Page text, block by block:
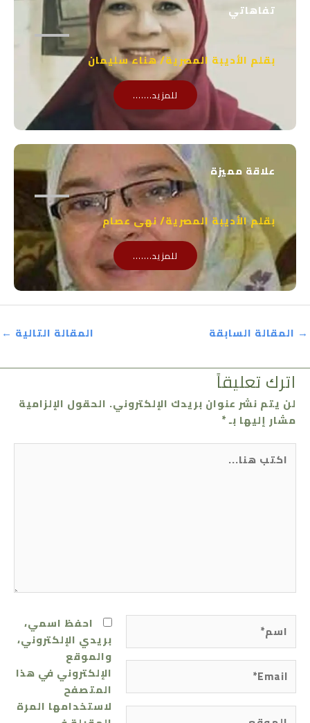
تفاهاتي
بقلم الأديبة المصرية/ هناء سليمان
للمزيد.......
علاقة مميزة
بقلم الأديبة المصرية/ نهى عصام
للمزيد.......
→ المقالة السابقة المقالة التالية ←
اترك تعليقاً
لن يتم نشر عنوان بريدك الإلكتروني. الحقول الإلزامية
مشار إليها بـ*
اكتب
هنا...
Email*
الموقع
احفظ اسمي،
بريدي الإلكتروني،
والموقع
الإلكتروني في هذا
المتصفح
لاستخدامها المرة